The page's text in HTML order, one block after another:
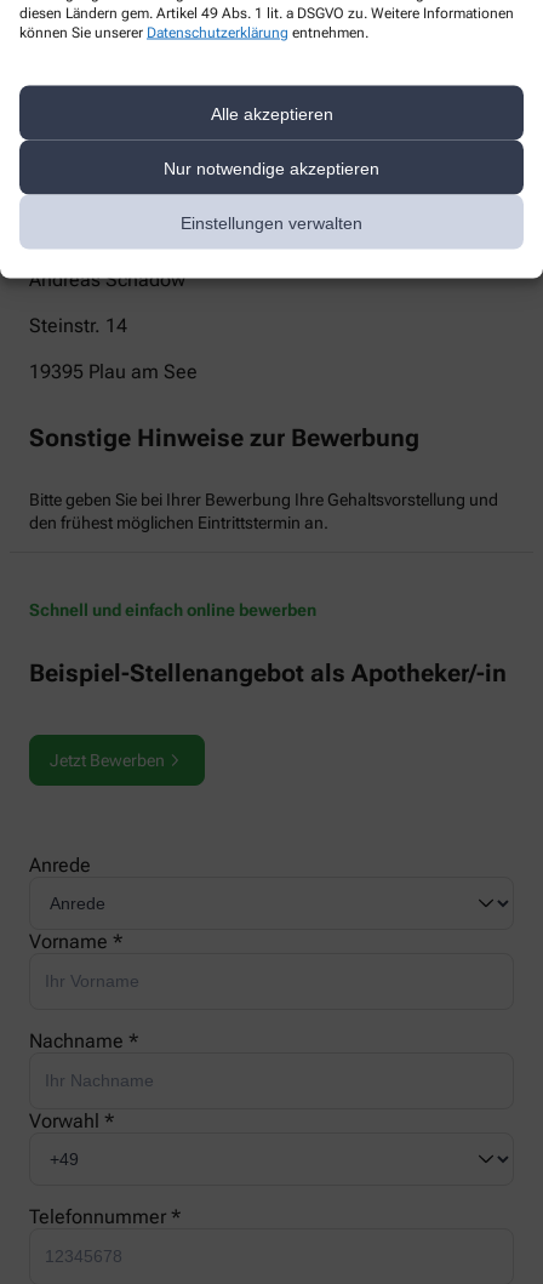
diesen Ländern gem. Artikel 49 Abs. 1 lit. a DSGVO zu. Weitere Informationen
können Sie unserer Datenschutzerklärung entnehmen.
Alle akzeptieren
Nur notwendige akzeptieren
Einstellungen verwalten
burg-apotheke-plau@web.de
Andreas Schadow
Steinstr. 14
19395 Plau am See
Sonstige Hinweise zur Bewerbung
Bitte geben Sie bei Ihrer Bewerbung Ihre Gehaltsvorstellung und
den frühest möglichen Eintrittstermin an.
Schnell und einfach online bewerben
Beispiel-Stellenangebot als Apotheker/-in
Jetzt Bewerben
Anrede
Vorname *
Nachname *
Vorwahl *
Telefonnummer *